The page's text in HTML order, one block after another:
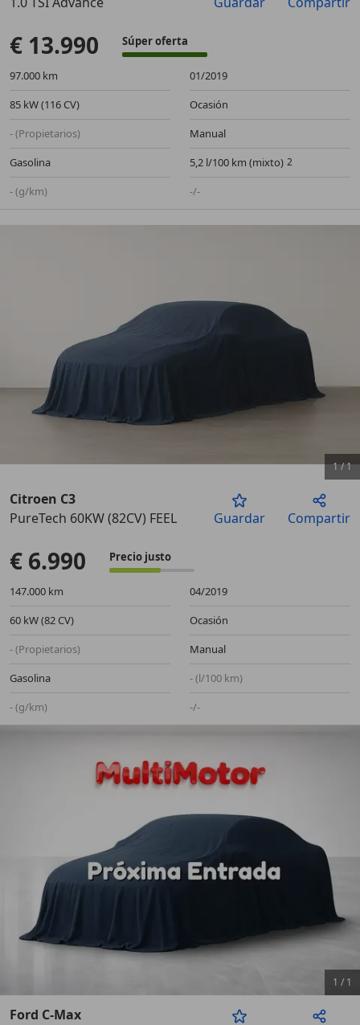
€ 13.990 Súper oferta
97.000 km
01/2019
85 kW (116 CV)
Ocasión
- (Propietarios)
Manual
Gasolina
5,2 l/100 km (mixto)
- (g/km)
-/-
1/1
Citroen C3
PureTech 60KW (82CV) FEEL
Guardar Compartir
€ 6.990 Precio justo
147.000 km
04/2019
60 kW (82 CV)
Ocasión
- (Propietarios)
Manual
Gasolina
- (l/100 km)
- (g/km)
-/-
1 / 1
Ford C-Max